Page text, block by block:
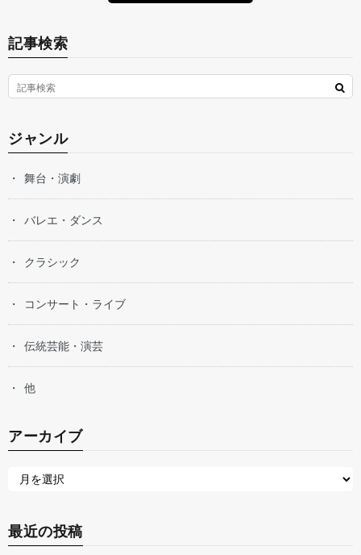
記事検索
ジャンル
舞台・演劇
バレエ・ダンス
クラシック
コンサート・ライブ
伝統芸能・演芸
他
アーカイブ
最近の投稿